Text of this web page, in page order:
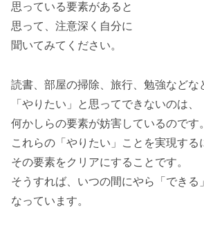
思っている要素があると
思って、注意深く自分に
聞いてみてください。
読書、部屋の掃除、旅行、勉強などな
「やりたい」と思ってできないのは、
何かしらの要素が妨害しているのです。
これらの「やりたい」ことを実現する
その要素をクリアにすることです。
そうすれば、いつの間にやら「できる
なっています。